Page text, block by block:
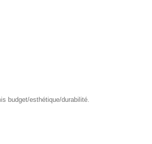
budget/esthétique/durabilité.